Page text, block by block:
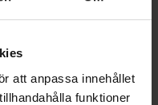
att anpassa innehållet
funktioner
Vitamin B12,
mental
Ginseng kan